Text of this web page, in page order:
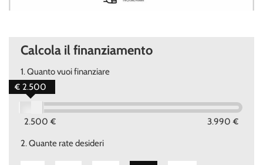
è a carico dell'acquirente salvo diverse offerte.
Ricordiamo che la dotazione tecnica e gli optional potrebbero, in
NEWRIVAUTO SRL declina ogni responsabilità per eventuali
incongruenze, che non rappresentano un impegno contrattuale"
Dal lunedi al sabato:
-15:00/19:30
Calcola il finanziamento
1.Quanto vuoi finanziare
2.500 € 3.990 €
€ 2.500
2.Quante rate desideri